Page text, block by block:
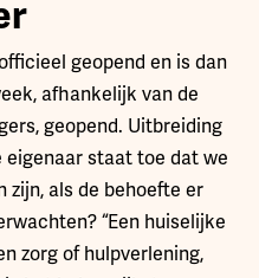
geopend en is dan
afhankelijk van de
geopend. Uitbreiding
eigenaar staat toe dat we
zijn, als de behoefte er
“Een huiselijke
zorg of hulpverlening,